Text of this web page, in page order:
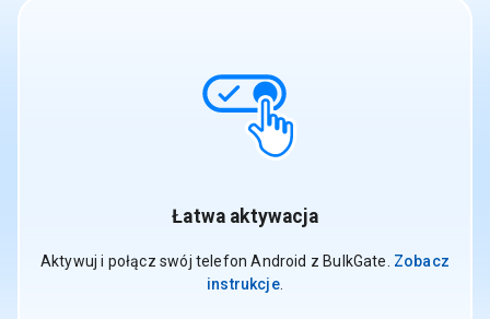
Łatwa aktywacja
Aktywuj i połącz swój telefon Android z BulkGate. Zobacz
instrukcje.